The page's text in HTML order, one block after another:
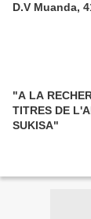
D.V Muanda,
"A LA
TITRES DE
SUKISA"